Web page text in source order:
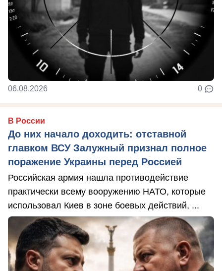
06.08.2026 0
В России
До них начало доходить: отставной
главком ВСУ Залужный признал полное
поражение Украины перед Россией
Российская армия нашла противодействие
практически всему вооружению НАТО, которые
использовал Киев в зоне боевых действий, ...